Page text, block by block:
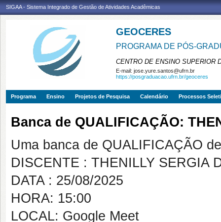
SIGAA - Sistema Integrado de Gestão de Atividades Acadêmicas
GEOCERES
PROGRAMA DE PÓS-
CENTRO DE ENSINO SUPERIOR
E-mail: jose.yure.santos@ufrn.br
https://posgraduacao.ufrn.br/geoceres
Programa Ensino Projetos de Pesquisa Calendário Processos
Banca de QUALIFICAÇÃO:
Uma banca de QUALIFICAÇÃO
DISCENTE : THENILLY SERGIA
DATA : 25/08/2025
HORA: 15:00
LOCAL: Google Meet